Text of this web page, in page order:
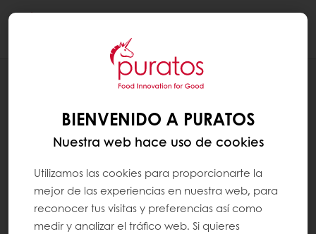
CHOCOLATE BLANCO
BIENVENIDO A PURATOS
Nuestra web hace uso de cookies
Utilizamos las cookies para proporcionarte la
mejor de las experiencias en nuestra web, para
reconocer tus visitas y preferencias así como
medir y analizar el tráfico web. Si quieres